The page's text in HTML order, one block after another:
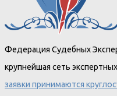
Федерация Судебных
крупнейшая сеть
заявки принимаются